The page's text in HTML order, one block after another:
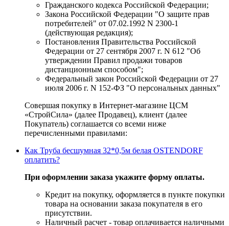
Гражданского кодекса Российской Федерации;
Закона Российской Федерации "О защите прав
потребителей" от 07.02.1992 N 2300-1
(действующая редакция);
Постановления Правительства Российской
Федерации от 27 сентября 2007 г. N 612 "Об
утверждении Правил продажи товаров
дистанционным способом";
Федеральный закон Российской Федерации от 27
июля 2006 г. N 152-ФЗ "О персональных данных"
Совершая покупку в Интернет-магазине ЦСМ
«СтройСила» (далее Продавец), клиент (далее
Покупатель) соглашается со всеми ниже
перечисленными правилами:
Как Труба бесшумная 32*0,5м белая OSTENDORF
оплатить?
При оформлении заказа укажите форму оплаты.
Кредит на покупку, оформляется в пункте покупки
товара на основании заказа покупателя в его
присутствии.
Наличный расчет - товар оплачивается наличными